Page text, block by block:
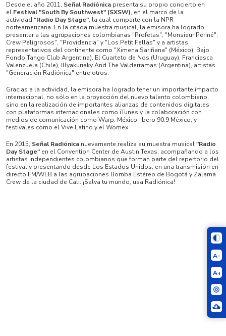
A-
A+
Desde el año 2011, Señal Radiónica presenta su propio concierto en
el Festival "South By Southwest" (SXSW), en el marco de la
actividad "Radio Day Stage", la cual comparte con la NPR
norteamericana. En la citada muestra musical, la emisora ha logrado
presentar a las agrupaciones colombianas "Profetas", "Monsieur Periné",
Crew Peligrosos", "Providencia" y "Los Petit Fellas" y a artistas
representativos del continente como "Ximena Sariñana" (México), Bajo
Fondo Tango Club Argentina), El Cuarteto de Nos (Uruguay), Franciasca
Valenzuela (Chile), Illyakuriaky And The Valderramas (Argentina), artistas
"Generación Radiónica" entre otros.
Gracias a la actividad, la emisora ha logrado tener un importante impacto
internacional, no sólo en la proyección del nuevo talento colombiano,
sino en la realización de importantes alianzas de contenidos digitales
con plataformas internacionales como iTunes y la colaboración con
medios de comunicación como Warp, México, Ibero 90.9 México, y
festivales como el Vive Latino y el Womex.
En 2015, Señal Radiónica nuevamente realiza su muestra musical"Radio
Day Stage" en el Convention Center de Austin Texas, acompañando a los
artistas independientes colombianos que forman parte del repertorio del
festival y presentando desde Los Estados Unidos, en una transmisión en
directo FM/WEB a las agrupaciones Bomba Estéreo de Bogotá y Zalama
Crew de la ciudad de Cali. ¡Salva tu mundo, usa Radiónica!